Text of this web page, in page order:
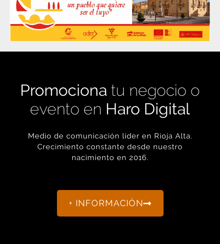
Promociona tu negocio o
evento en Haro Digital
Medio de comunicación líder en Rioja Alta.
Crecimiento constante desde nuestro
nacimiento en 2016.
+ INFORMACIÓN